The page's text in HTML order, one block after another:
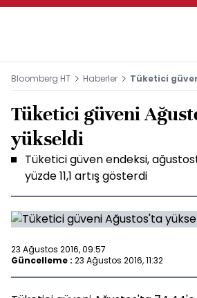
Bloomberg HT Haberler Tüketici
Tüketici güveni
yükseldi
Tüketici güven endeksi,
yüzde 11,1 artış gösterdi
23 Ağustos 2016, 09:57
Güncelleme : 23 Ağustos 2016, 11:32